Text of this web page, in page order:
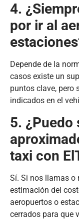
4.
por ir al
Depende de la
casos existe un
puntos clave, pero
indicados en el
5. ¿Puedo
taxi con
Sí. Si nos llamas o
estimación del
aeropuertos o
cerrados para que